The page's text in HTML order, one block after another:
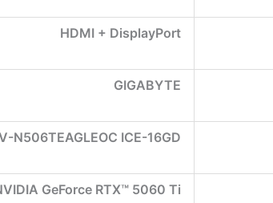
HDMI + DisplayPort
GIGABYTE
N506TEAGLEOC ICE-16GD
GeForce RTX™ 5060 Ti